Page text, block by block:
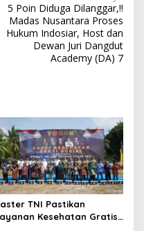
5 Poin Diduga Dilanggar,!!
Madas Nusantara Proses
Hukum Indosiar, Host dan
Dewan Juri Dangdut
Academy (DA) 7
TNI Pastikan
Kesehatan Gratis